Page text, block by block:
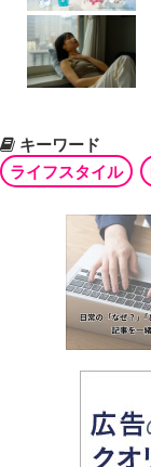
キーワード
ライフスタイル